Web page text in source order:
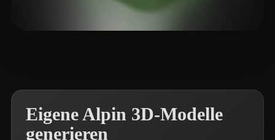
Eigene Alpin 3D-Modelle
generieren